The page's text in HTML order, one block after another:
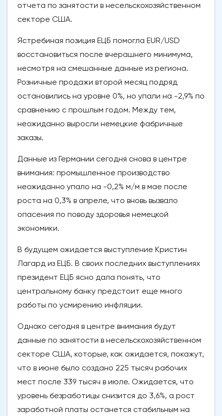
отчета по занятости в несельскохозяйственном
секторе США.
Ястребиная позиция ЕЦБ помогла EUR/USD
восстановиться после вчерашнего минимума,
несмотря на смешанные данные из региона.
Розничные продажи второй месяц подряд
остановились на уровне 0%, но упали на -2,9% по
сравнению с прошлым годом. Между тем,
неожиданно выросли немецкие фабричные
заказы.
Данные из Германии сегодня снова в центре
внимания: промышленное производство
неожиданно упало на -0,2% м/м в мае после
роста на 0,3% в апреле, что вновь вызвало
опасения по поводу здоровья немецкой
экономики.
В будущем ожидается выступление Кристин
Лагард из ЕЦБ. В своих последних выступлениях
президент ЕЦБ ясно дала понять, что
центральному банку предстоит еще много
работы по усмирению инфляции.
Однако сегодня в центре внимания будут
данные по занятости в несельскохозяйственном
секторе США, которые, как ожидается, покажут,
что в июне было создано 225 тысяч рабочих
мест после 339 тысяч в июле. Ожидается, что
уровень безработицы снизится до 3,6%, а рост
заработной платы останется стабильным на